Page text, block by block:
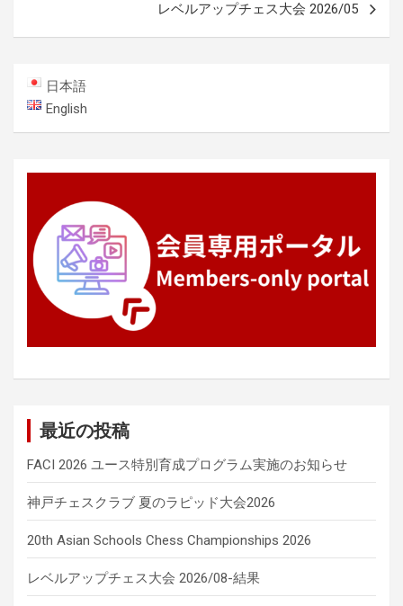
ー
シ
ョ
ン
レベルアップチェス大会 2026/05
日本語
English
最近の投稿
FACI 2026 ユース特別育成プログラム実施のお知らせ
神戸チェスクラブ 夏のラピッド大会2026
20th Asian Schools Chess Championships 2026
レベルアップチェス大会 2026/08-結果